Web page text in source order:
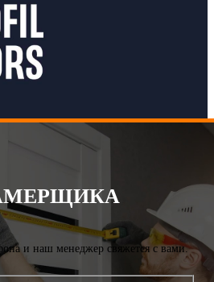
и наш менеджер свяжется с вами.